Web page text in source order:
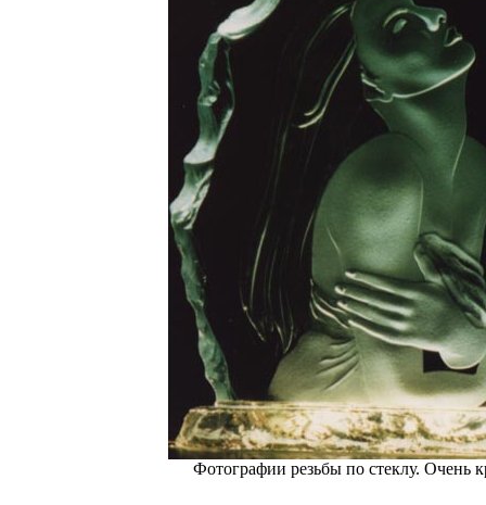
Фотографии резьбы по стеклу. Очень